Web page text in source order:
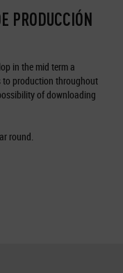
PRODUCCIÓN
in the mid term a
to production throughout
of downloading
round.